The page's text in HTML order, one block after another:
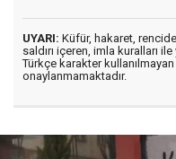
UYARI: Küfür, hakaret,
saldırı içeren, imla kuralları ile
Türkçe karakter
onaylanmamaktadır.